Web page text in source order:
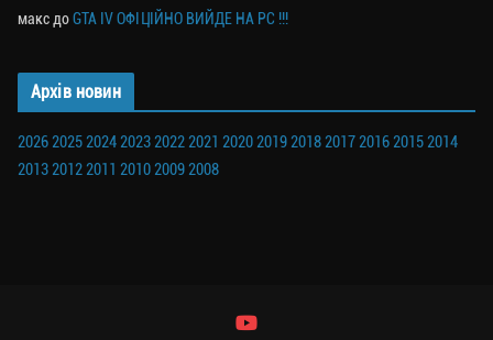
макс доGTA IV ОФІЦІЙНО ВИЙДЕ НА PC !!!
Архів новин
202620252024202320222021 2020201920182017201620152014
201320122011 201020092008